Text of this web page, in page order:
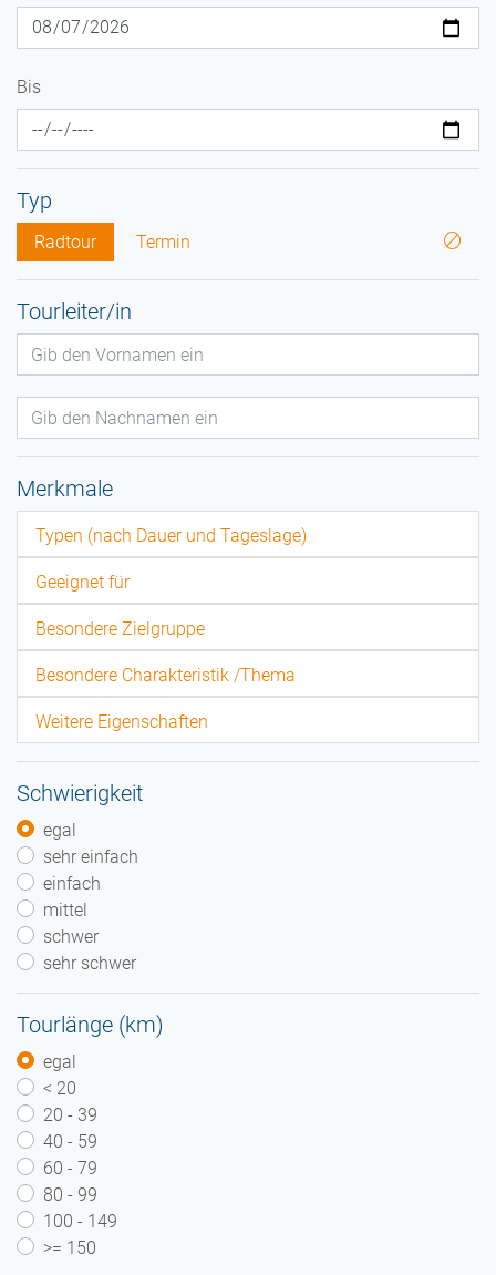
Bis
Typ
Radtour Termin
Tourleiter/in
Merkmale
Typen (nach Dauer und Tageslage)
Geeignet für
Besondere Zielgruppe
Besondere Charakteristik /Thema
Weitere Eigenschaften
Schwierigkeit
egal
sehr einfach
einfach
mittel
schwer
sehr schwer
Tourlänge (km)
egal
< 20
20 - 39
40 - 59
60 - 79
80 - 99
100 - 149
>= 150